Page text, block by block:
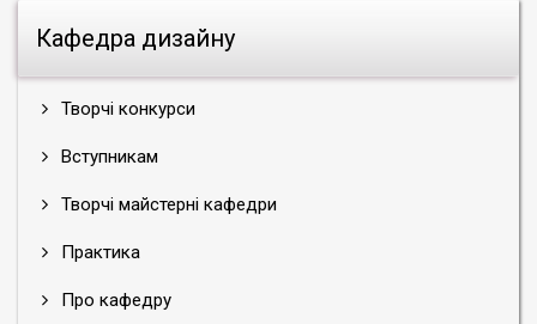
Кафедра дизайну
Творчі конкурси
Вступникам
Творчі майстерні кафедри
Практика
Про кафедру